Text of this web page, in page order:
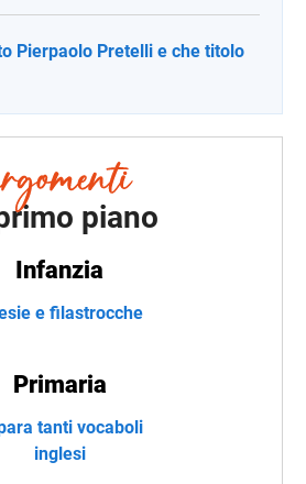
Pierpaolo Pretelli e che titolo
piano
Infanzia
e filastrocche
Primaria
tanti vocaboli
inglesi